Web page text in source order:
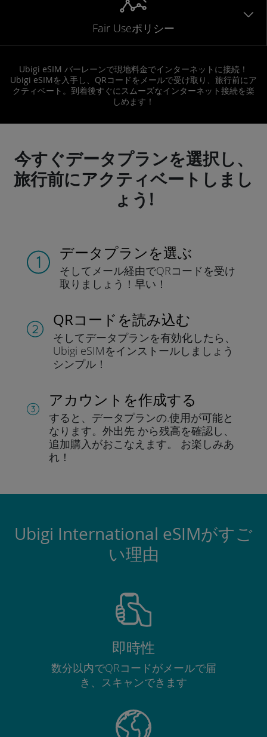
Fair Useポリシー
Ubigi eSIM バーレーンで現地料金でインターネットに接続！
Ubigi eSIMを入手し、QRコードをメールで受け取り、旅行前にア
クティベート。到着後すぐにスムーズなインターネット接続を楽
しめます！
今すぐデータプランを選択し、
旅行前にアクティベートしまし
ょう!
データプランを選ぶ
そしてメール経由でQRコードを受け
取りましょう！早い！
QRコードを読み込む
そしてデータプランを有効化したら、
Ubigi eSIMをインストールしま しょう
シンプル！
アカウントを作成する
すると、データプランの.使用が可能と
なります。 外出先 から残高を確認し、
追加購入がおこなえます。
お楽しみあ
れ！
Ubigi International eSIMがすご
い理由
即時性
数分以内でQRコードがメールで届
き、スキャンできます